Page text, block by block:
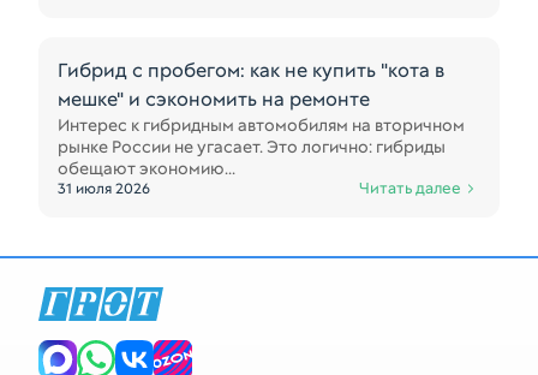
Гибрид с пробегом: как не купить "кота в
мешке" и сэкономить на ремонте
Интерес к гибридным автомобилям на вторичном
рынке России не угасает. Это логично: гибриды
обещают экономию...
31 июля 2026 Читать далее